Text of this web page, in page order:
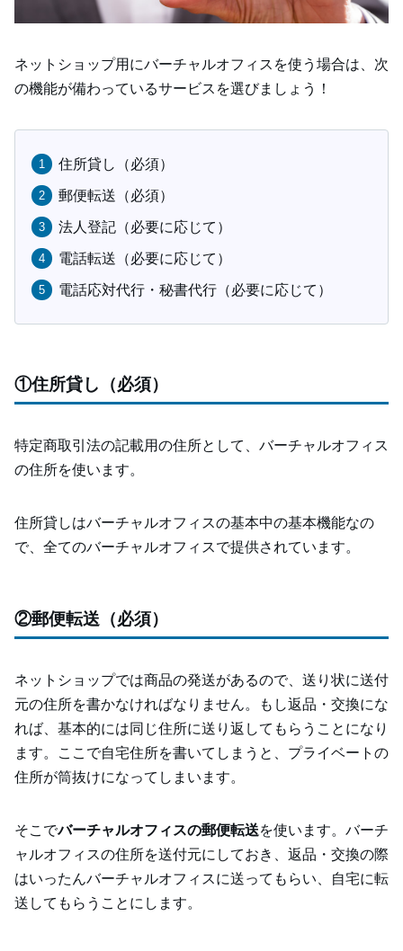
ネットショップ用にバーチャルオフィスを使う場合は、次
の機能が備わっているサービスを選びましょう！
住所貸し（必須）
郵便転送（必須）
法人登記（必要に応じて）
電話転送（必要に応じて）
電話応対代行・秘書代行（必要に応じて）
①住所貸し（必須）
特定商取引法の記載用の住所として、バーチャルオフィス
の住所を使います。
住所貸しはバーチャルオフィスの基本中の基本機能なの
で、全てのバーチャルオフィスで提供されています。
②郵便転送（必須）
ネットショップでは商品の発送があるので、送り状に送付
元の住所を書かなければなりません。もし返品・交換にな
れば、基本的には同じ住所に送り返してもらうことになり
ます。ここで自宅住所を書いてしまうと、プライベートの
住所が筒抜けになってしまいます。
そこでバーチャルオフィスの郵便転送を使います。バーチ
ャルオフィスの住所を送付元にしておき、返品・交換の際
はいったんバーチャルオフィスに送ってもらい、自宅に転
送してもらうことにします。